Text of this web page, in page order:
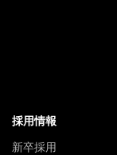
採用情報
新卒採用